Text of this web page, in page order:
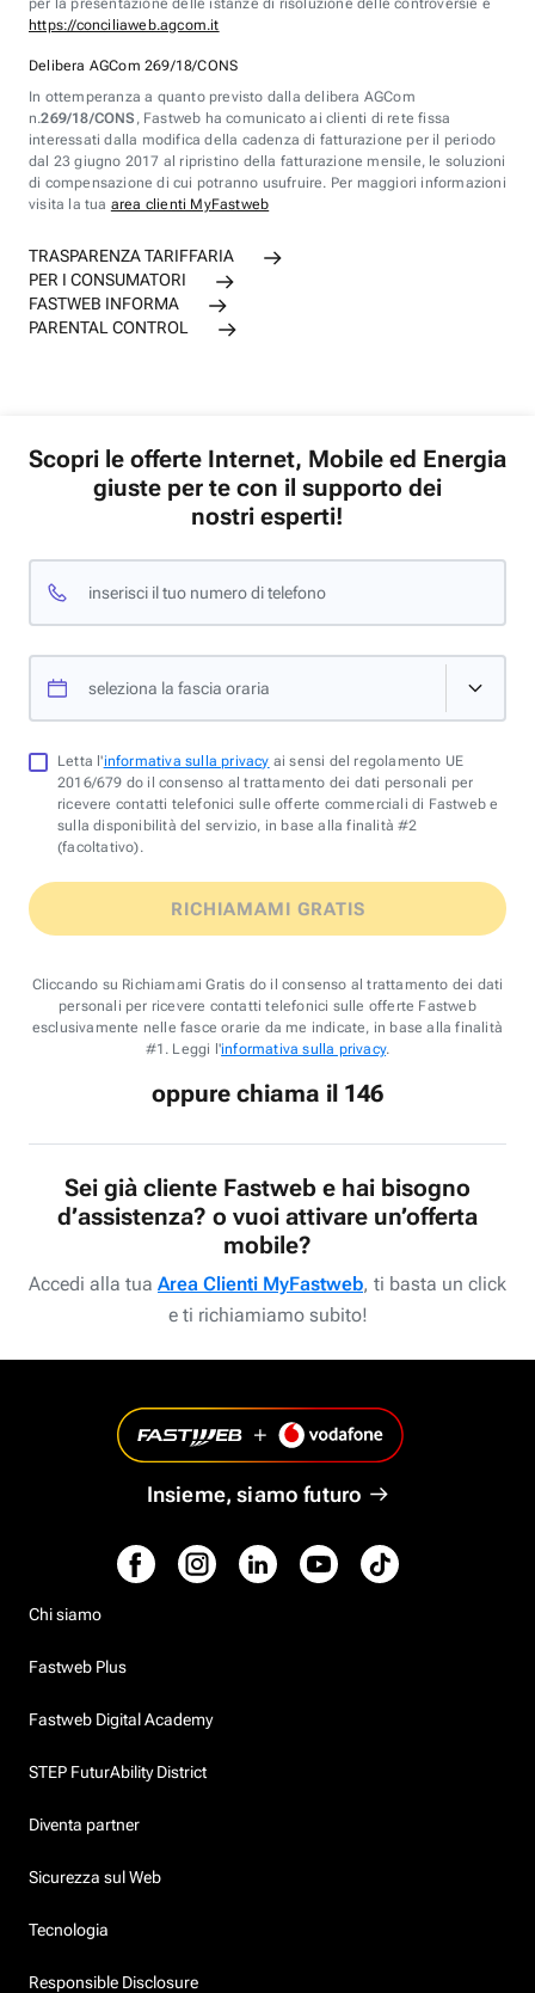
per la presentazione delle istanze di risoluzione delle controversie è
https://conciliaweb.agcom.it
Delibera AGCom 269/18/CONS
In ottemperanza a quanto previsto dalla delibera AGCom
n.269/18/CONS , Fastweb ha comunicato ai clienti di rete fissa
interessati dalla modifica della cadenza di fatturazione per il periodo
dal 23 giugno 2017 al ripristino della fatturazione mensile, le soluzioni
di compensazione di cui potranno usufruire. Per maggiori informazioni
visita la tua area clienti MyFastweb
TRASPARENZA TARIFFARIA
PER I CONSUMATORI
FASTWEB INFORMA
PARENTAL CONTROL
Scopri le offerte Internet, Mobile ed Energia
giuste per te con il supporto dei
nostri esperti!
inserisci il tuo numero di telefono
seleziona la fascia oraria
Letta l'informativa sulla privacy ai sensi del regolamento UE
2016/679 do il consenso al trattamento dei dati personali per
ricevere contatti telefonici sulle offerte commerciali di Fastweb e
sulla disponibilità del servizio, in base alla finalità #2
(facoltativo).
RICHIAMAMI GRATIS
Cliccando su Richiamami Gratis do il consenso al trattamento dei dati
personali per ricevere contatti telefonici sulle offerte Fastweb
esclusivamente nelle fasce orarie da me indicate, in base alla finalità
#1. Leggi l'informativa sulla privacy.
oppure chiama il 146
Sei già cliente Fastweb e hai bisogno
d’assistenza? o vuoi attivare un’offerta
mobile?
Accedi alla tua Area Clienti MyFastweb, ti basta un click
e ti richiamiamo subito!
Insieme, siamo futuro
Chi siamo
Fastweb Plus
Fastweb Digital Academy
STEP FuturAbility District
Diventa partner
Sicurezza sul Web
Tecnologia
Responsible Disclosure